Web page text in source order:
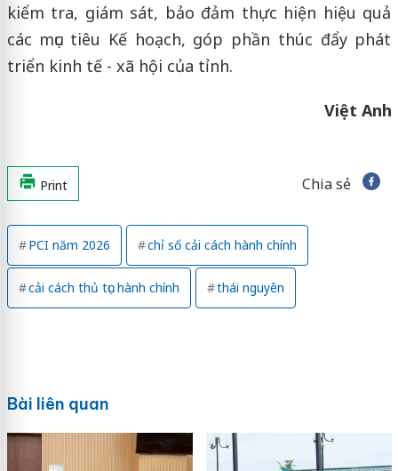
kiểm tra, giám sát, bảo đảm thực hiện hiệu quả
các mục tiêu Kế hoạch, góp phần thúc đẩy phát
triển kinh tế - xã hội của tỉnh.
Việt Anh
Print Chia sẻ
PCI năm 2026 chỉ số cải cách hành chính
cải cách thủ tục hành chính thái nguyên
Bài liên quan